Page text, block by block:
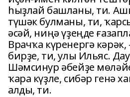
һыҙлай башланы, ти.
түшәк булманы, ти,
әсәй, ниңә үҙеңде
Врачҡа күренергә
бирҙе, ти, улы Ильяс.
Шәмсинур әбейҙе
ҡара күҙле, сибәр генә
алды, ти.